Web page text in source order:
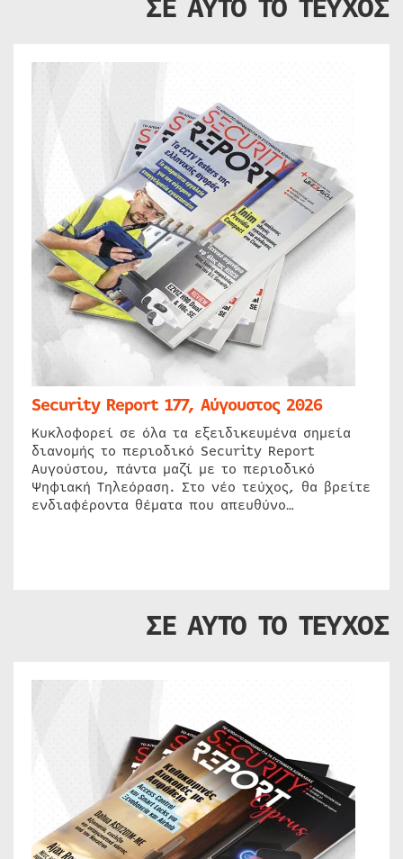
Security Report 177, Αύγουστος 2026
Κυκλοφορεί σε όλα τα εξειδικευμένα σημεία
διανομής το περιοδικό Security Report
Αυγούστου, πάντα μαζί με το περιοδικό
Ψηφιακή Τηλεόραση. Στο νέο τεύχος, θα βρείτε
ενδιαφέροντα θέματα που απευθύνο…
ΣΕ ΑΥΤΟ ΤΟ ΤΕΥΧΟΣ